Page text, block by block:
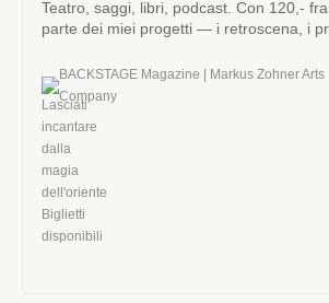
Teatro, saggi, libri, podcast. Con 120,-
parte dei miei progetti — i retroscena, i
BACKSTAGE Magazine | Markus Zohner Arts
Company